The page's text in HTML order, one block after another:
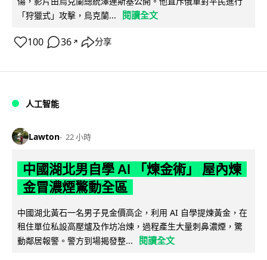
「狩獵式」攻擊，烏克蘭...
閱讀全文
100 36 ↗ 分享
人工智能
Lawton 22 小時
中國湖北男自學 AI 「煉金術」 屋內煉
金冒濃煙驚動全區
中國湖北黃石一名男子見金價高企，利用 AI 自學提煉黃金，在
租住單位私設高壓爐及作坊冶煉，過程產生大量刺鼻濃煙，驚
動鄰居報警。警方到場揭發整...
閱讀全文